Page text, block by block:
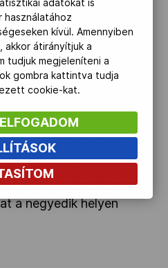
váltotta. Hiába,
37-28 vezetett az
állt fel az
Baroglio ellen.
hozzá, hogy
minden mindegy
lépte le ellenfelét,
összecsapást. Az
nála ült és ezzel a
a negyedik helyen
adatokat is
használatához
kívül. Amennyiben
akkor átirányítjuk a
tudjuk megjeleníteni a
gombra kattintva tudja
cookie-kat.